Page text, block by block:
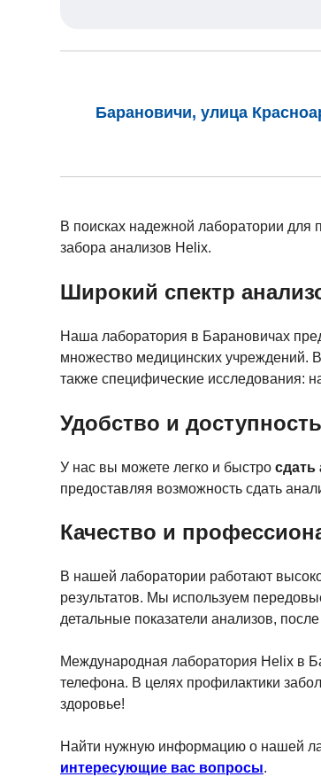
Барановичи, улица
В поисках надежной лаборатории для
забора анализов Helix.
Широкий спектр
Наша лаборатория в Барановичах
множество медицинских учреждений.
также специфические исследования:
Удобство и доступность
У нас вы можете легко и быстро сдать
предоставляя возможность сдать
Качество и
В нашей лаборатории работают
результатов. Мы используем
детальные показатели анализов,
Международная лаборатория Helix в
телефона. В целях профилактики
здоровье!
Найти нужную информацию о нашей
интересующие вас вопросы.